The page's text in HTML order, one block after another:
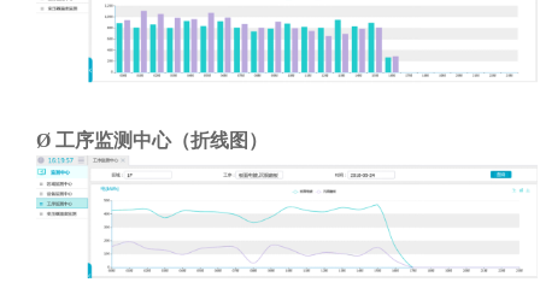
Ø工序监测中心（折线图）